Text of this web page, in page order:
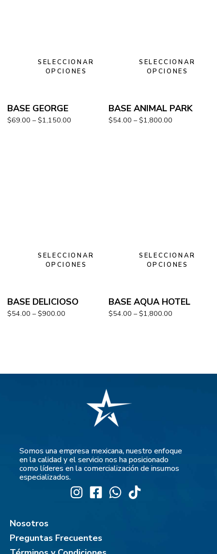
SELECCIONAR
OPCIONES
BASE GEORGE
$69.00 – $1,150.00
SELECCIONAR
OPCIONES
BASE ANIMAL PARK
$54.00 – $1,800.00
SELECCIONAR
OPCIONES
BASE DELICIOSO
$54.00 – $900.00
SELECCIONAR
OPCIONES
BASE AQUA HOTEL
$54.00 – $1,800.00
Somos una empresa mexicana, nuestro enfoque
en la calidad y el servicio nos ha posicionado
como líderes en la comercialización de insumos
especializados.
Nosotros
Preguntas Frecuentes